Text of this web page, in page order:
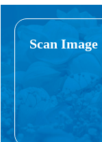
Scan Image